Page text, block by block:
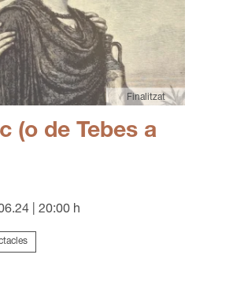
Finalitzat
(o de Tebes a
20:00 h